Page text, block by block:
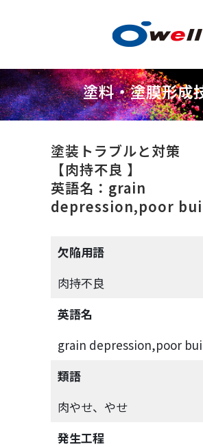
塗料・塗膜形成
塗装トラブルと対策
【肉持不良 】
英語名：grain
depression,poor
欠陥用語
肉持不良
英語名
grain depression,poor
類語
肉やせ、やせ
発生工程